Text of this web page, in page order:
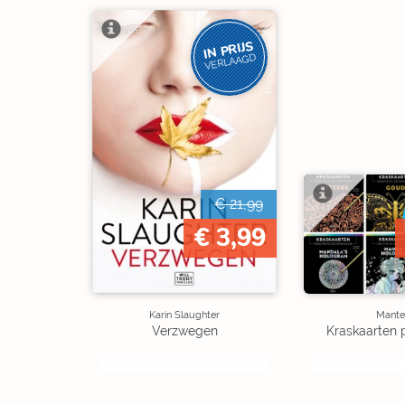
IN PRIJS
VERLAAGD
€ 21,99
€ 3,99
Karin Slaughter
Verzwegen Kraskaarten